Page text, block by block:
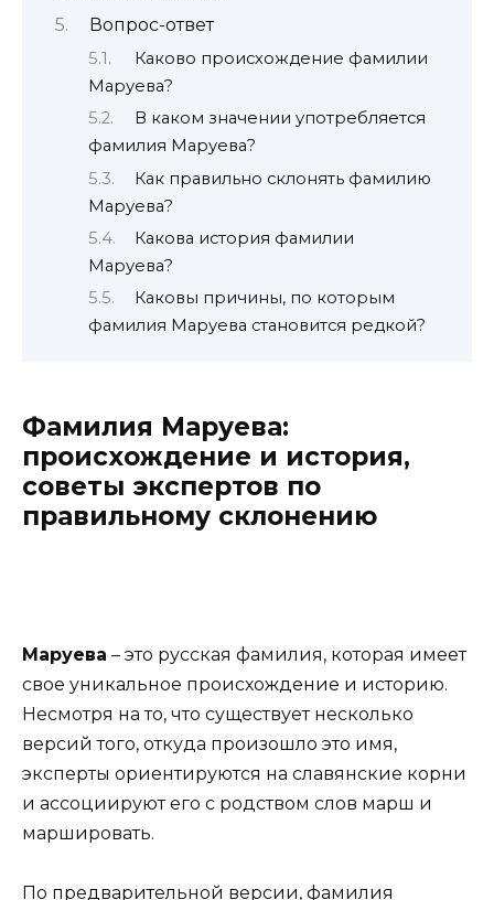
Вопрос-ответ
Каково происхождение фамилии
Маруева?
В каком значении употребляется
фамилия Маруева?
Как правильно склонять фамилию
Маруева?
Какова история фамилии
Маруева?
Каковы причины, по которым
фамилия Маруева становится редкой?
Фамилия Маруева:
происхождение и история,
советы экспертов по
правильному склонению
Маруева – это русская фамилия, которая имеет
свое уникальное происхождение и историю.
Несмотря на то, что существует несколько
версий того, откуда произошло это имя,
эксперты ориентируются на славянские корни
и ассоциируют его с родством слов марш и
маршировать.
По предварительной версии, фамилия